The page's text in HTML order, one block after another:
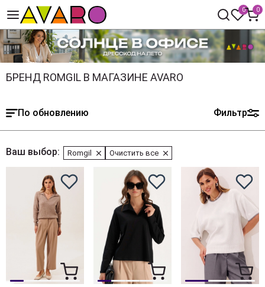
0 0
БРЕНД ROMGIL В МАГАЗИНЕ AVARO
По обновлению Фильтр
Ваш выбор: Romgil Очистить все